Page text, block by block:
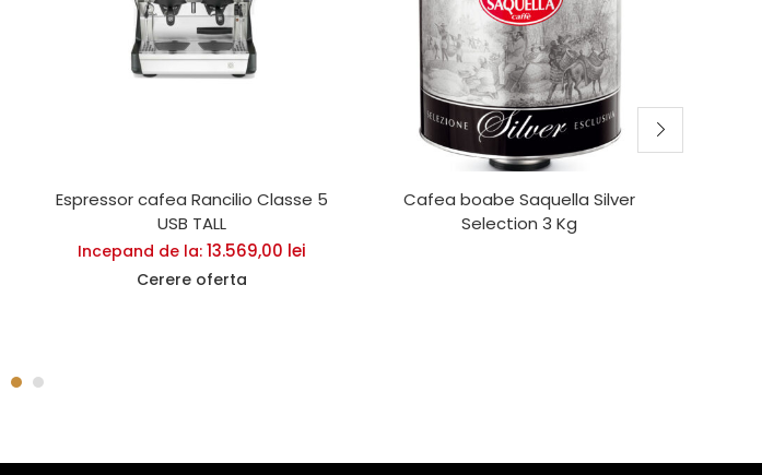
Espressor cafea Rancilio Classe 5
USB TALL
Incepand de la: 13.569,00 lei
Cerere oferta
Cafea boabe Saquella Silver
Selection 3 Kg